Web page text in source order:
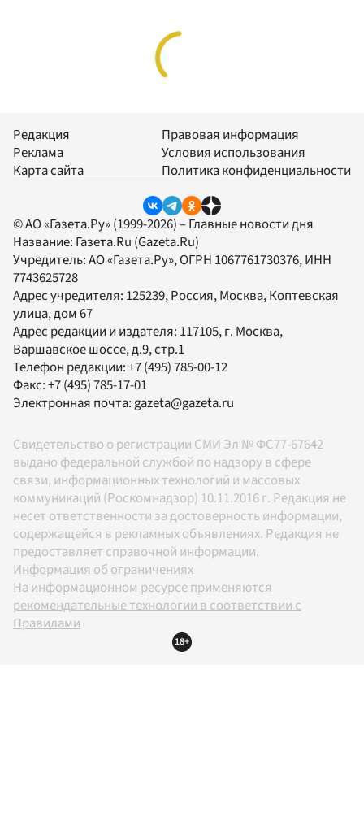
Редакция
Реклама
Карта сайта
Правовая информация
Условия использования
Политика конфиденциальности
© АО «Газета.Ру» (1999-2026) – Главные новости дня
Название: Газета.Ru (Gazeta.Ru)
Учредитель:АО «Газета.Ру», ОГРН 1067761730376, ИНН
7743625728
Адрес учредителя: 125239, Россия, Москва, Коптевская
улица, дом 67
Адрес редакции и издателя: 117105, г. Москва,
Варшавское шоссе, д.9, стр.1
Телефон редакции:+7 (495) 785-00-12
Факс:+7 (495) 785-17-01
Электронная почта:gazeta@gazeta.ru
Свидетельство о регистрации СМИ Эл № ФС77-67642
выдано федеральной службой по надзору в сфере
связи, информационных технологий и массовых
коммуникаций (Роскомнадзор) 10.11.2016 г. Редакция не
несет ответственности за достоверность информации,
содержащейся в рекламных объявлениях. Редакция не
предоставляет справочной информации.
Информация об ограничениях
На информационном ресурсе применяются
рекомендательные технологии в соответствии с
Правилами
18+